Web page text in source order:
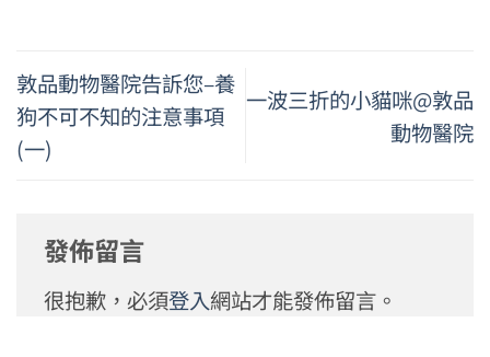
敦品動物醫院告訴您–養
狗不可不知的注意事項
(一)
一波三折的小貓咪@敦品
動物醫院
發佈留言
很抱歉，必須登入網站才能發佈留言。